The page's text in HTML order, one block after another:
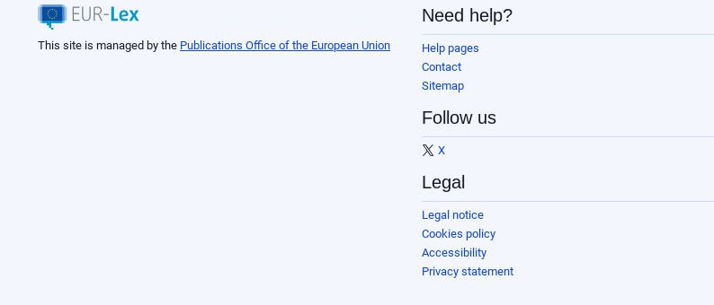
This site is managed by the Publications Office of the European Union
Need help?
Help pages
Contact
Sitemap
Follow us
X
Legal
Legal notice
Cookies policy
Accessibility
Privacy statement